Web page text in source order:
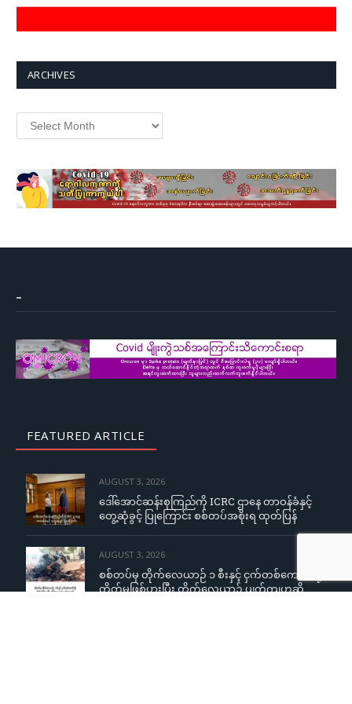
ARCHIVES
Archives
–
FEATURED ARTICLE
AUGUST 3, 2026
ဒေါ်အောင်ဆန်းစုကြည်ကို ICRC ဌာနေ တာဝန်ခံနှင့်
တွေ့ဆုံခွင့် ပြုကြောင်း စစ်တပ်အစိုးရ ထုတ်ပြန်
AUGUST 3, 2026
စစ်တပ်မှ တိုက်လေယာဉ် ၁ စီးနှင့် ငှက်တစ်ကောင်တို့
တိုက်မှုဖြစ်ပွားပြီး တိုက်လေယာဉ် ပျက်ကျဟုဆို